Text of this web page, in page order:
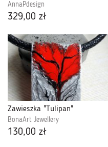
AnnaPdesign
329,00 zł
Zawieszka "Tulipan"
BonaArt Jewellery
130,00 zł